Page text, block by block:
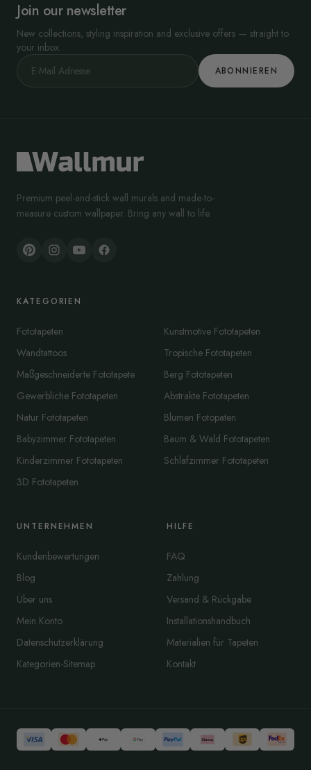
Join our newsletter
New collections, styling inspiration and exclusive offers — straight to
your inbox.
ABONNIEREN
Premium peel-and-stick wall murals and made-to-
measure custom wallpaper. Bring any wall to life.
KATEGORIEN
Fototapeten
Wandtattoos
Maßgeschneiderte Fototapete
Gewerbliche Fototapeten
Natur Fototapeten
Babyzimmer Fototapeten
Kinderzimmer Fototapeten
3D Fototapeten
Kunstmotive Fototapeten
Tropische Fototapeten
Berg Fototapeten
Abstrakte Fototapeten
Blumen Fotopaten
Baum & Wald Fototapeten
Schlafzimmer Fototapeten
UNTERNEHMEN
Kundenbewertungen
Blog
Über uns
Mein Konto
Datenschutzerklärung
Kategorien-Sitemap
HILFE
FAQ
Zahlung
Versand & Rückgabe
Installationshandbuch
Materialien für Tapeten
Kontakt